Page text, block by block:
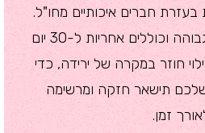
חברים איכותיים מחו"ל.
אנו מתחייבים לאמינות גבוהה וכוללים אחריות ל-30 יום
חוזר במקרה של ירידה, כדי
תישאר חזקה ומרשימה
זמן.